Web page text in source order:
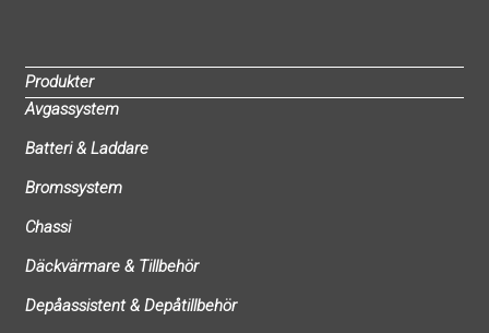
Produkter
Avgassystem
Batteri & Laddare
Bromssystem
Chassi
Däckvärmare & Tillbehör
Depåassistent & Depåtillbehör